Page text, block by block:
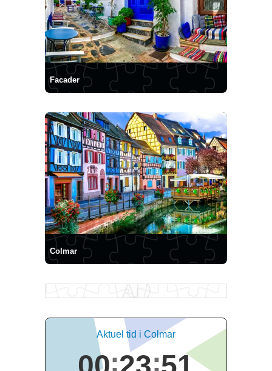
Facader
Colmar
Aktuel tid i Colmar